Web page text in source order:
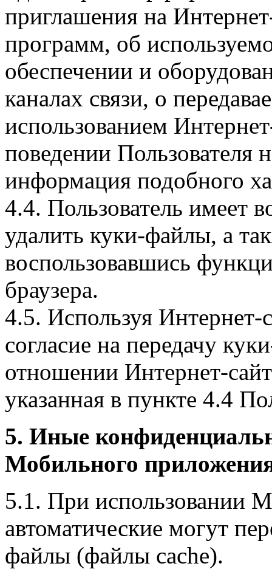
приглашения на
программ, об
обеспечении и
каналах связи, о
использованием
поведении Пользователя
информация подобного
4.4. Пользователь имеет
удалить куки-файлы, а
воспользовавшись
браузера.
4.5. Используя Интернет-
согласие на передачу
отношении Интернет-
указанная в пункте 4.4
5. Иные
Мобильного
5.1. При использовании
автоматические могут
файлы (файлы cache).